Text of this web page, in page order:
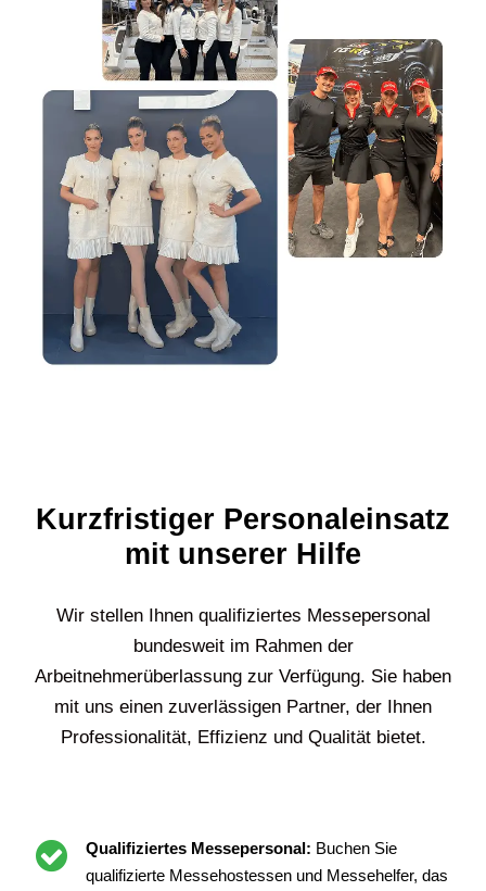
Kurzfristiger Personaleinsatz
mit unserer Hilfe
Wir stellen Ihnen qualifiziertes Messepersonal
bundesweit im Rahmen der
Arbeitnehmerüberlassung zur Verfügung. Sie haben
mit uns einen zuverlässigen Partner, der Ihnen
Professionalität, Effizienz und Qualität bietet.
Qualifiziertes Messepersonal: Buchen Sie
qualifizierte Messehostessen und Messehelfer, das